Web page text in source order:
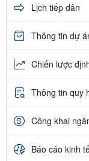
Lịch tiếp dân
Thông tin dự
Chiến lược
Thông tin quy
Công khai
Báo cáo kinh